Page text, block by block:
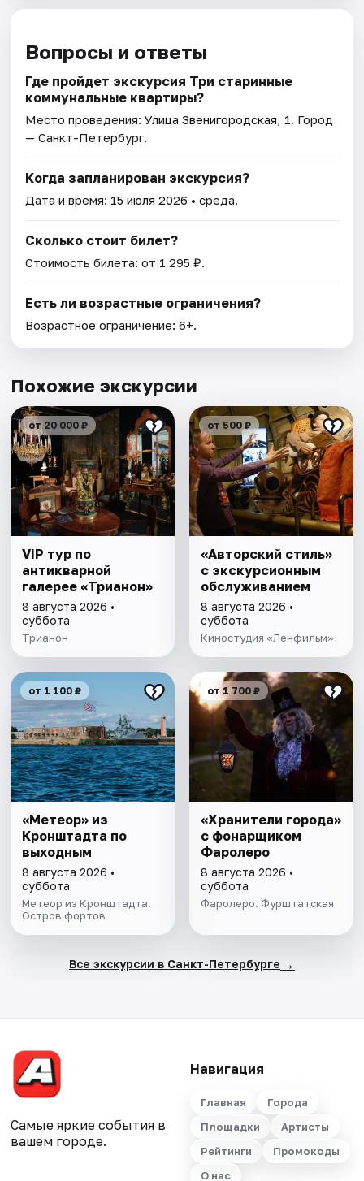
Вопросы и ответы
Где пройдет экскурсия Три старинные
коммунальные квартиры?
Место проведения:Улица Звенигородская, 1. Город
— Санкт-Петербург.
Когда запланирован экскурсия?
Дата и время: 15 июля 2026 • среда.
Сколько стоит билет?
Стоимость билета: от 1 295 ₽.
Есть ли возрастные ограничения?
Возрастное ограничение: 6+.
Похожие экскурсии
от 20 000 ₽
VIP тур по
антикварной
галерее «Трианон»
8 августа 2026 •
суббота
Трианон
от 500 ₽
«Авторский стиль»
с экскурсионным
обслуживанием
8 августа 2026 •
суббота
Киностудия «Ленфильм»
от 1 100 ₽
«Метеор» из
Кронштадта по
выходным
8 августа 2026 •
суббота
Метеор из Кронштадта.
Остров фортов
от 1 700 ₽
«Хранители города»
с фонарщиком
Фаролеро
8 августа 2026 •
суббота
Фаролеро. Фурштатская
Все экскурсии в Санкт-Петербурге →
Самые яркие события в
вашем городе.
Навигация
Главная
Города
Площадки
Артисты
Рейтинги
Промокоды
О нас